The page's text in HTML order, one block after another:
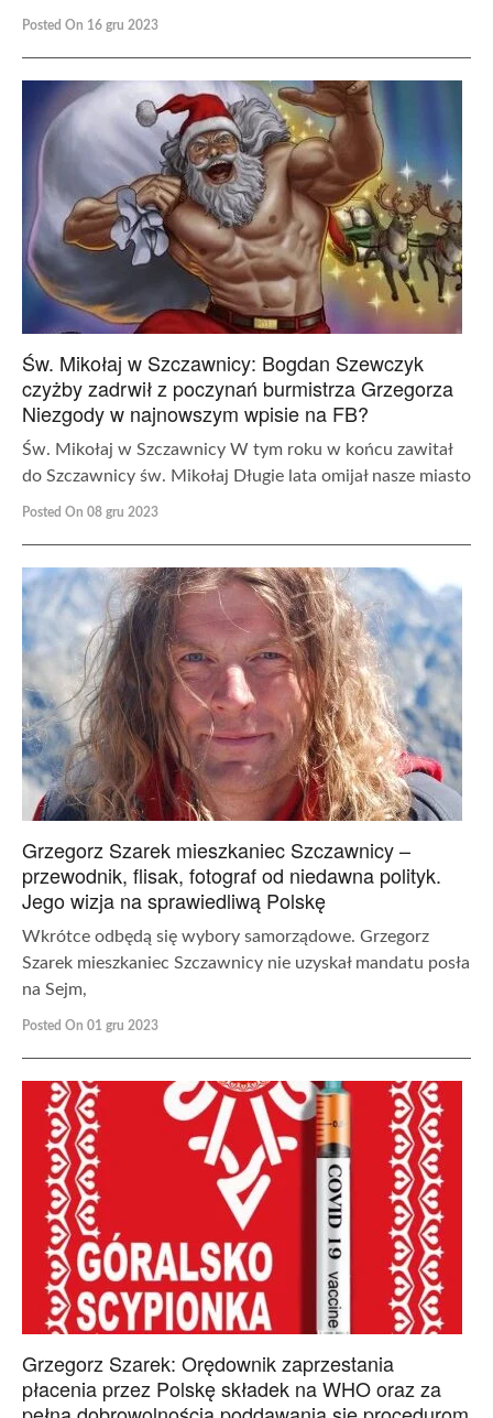
Posted On 16 gru 2023
Św. Mikołaj w Szczawnicy: Bogdan Szewczyk
czyżby zadrwił z poczynań burmistrza Grzegorza
Niezgody w najnowszym wpisie na FB?
Św. Mikołaj w Szczawnicy W tym roku w końcu zawitał
do Szczawnicy św. Mikołaj Długie lata omijał nasze miasto
Posted On 08 gru 2023
Grzegorz Szarek mieszkaniec Szczawnicy –
przewodnik, flisak, fotograf od niedawna polityk.
Jego wizja na sprawiedliwą Polskę
Wkrótce odbędą się wybory samorządowe. Grzegorz
Szarek mieszkaniec Szczawnicy nie uzyskał mandatu posła
na Sejm,
Posted On 01 gru 2023
Grzegorz Szarek: Orędownik zaprzestania
płacenia przez Polskę składek na WHO oraz za